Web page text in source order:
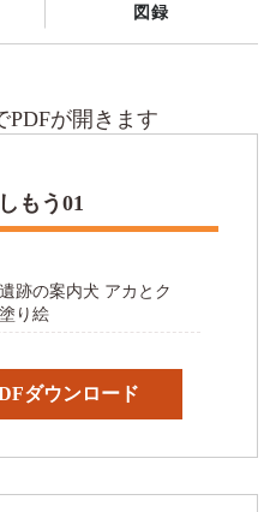
図録
が開きます
もう01
遺跡の案内犬 アカとク
り絵
ダウンロード